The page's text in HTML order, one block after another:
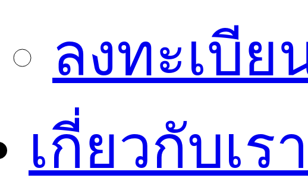
ลงทะเบี
เกี่ยวกับเรา